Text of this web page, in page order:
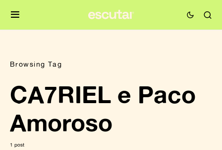
Browsing Tag
CA7RIEL e Paco
Amoroso
1 post